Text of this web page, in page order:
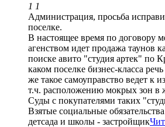
1 1
Администрация, просьба
поселке.
В настоящее время по договору
агенством идет продажа таунов
поиске авито "студия артек" по
каком поселке бизнес-класса
же такое самоуправство ведет к
т.ч. расположению мокрых зон
Суды с покупателями таких
Взятые социальные
детсада и школы - застройщик